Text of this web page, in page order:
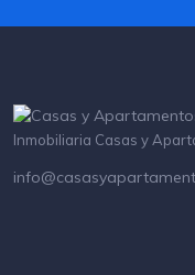
Inmobiliaria Casas y